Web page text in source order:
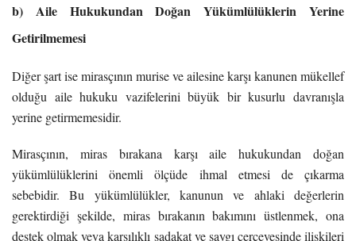
b) Aile Hukukundan Doğan Yükümlülüklerin Yerine
Getirilmemesi
Diğer şart ise mirasçının murise ve ailesine karşı kanunen mükellef
olduğu aile hukuku vazifelerini büyük bir kusurlu davranışla
yerine getirmemesidir.
Mirasçının, miras bırakana karşı aile hukukundan doğan
yükümlülüklerini önemli ölçüde ihmal etmesi de çıkarma
sebebidir. Bu yükümlülükler, kanunun ve ahlaki değerlerin
gerektirdiği şekilde, miras bırakanın bakımını üstlenmek, ona
destek olmak veya karşılıklı sadakat ve saygı çerçevesinde ilişkileri